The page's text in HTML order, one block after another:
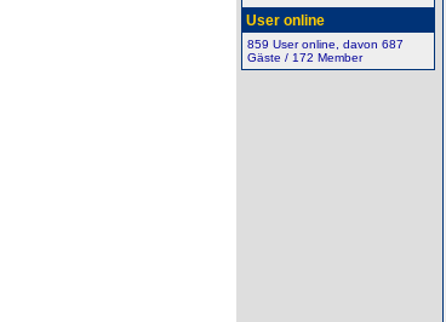
User online
859 User online, davon 687
Gäste / 172 Member